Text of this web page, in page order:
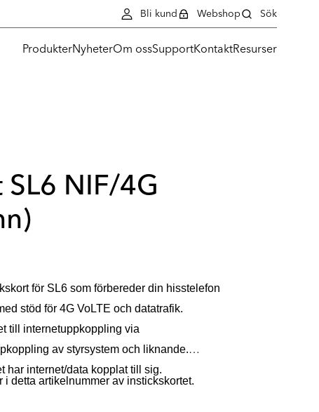
ProdukterNyheterOm ossSupportKontaktResurser
Bli kund Webshop Sök
NIF/4G
för SL6 som förbereder din hisstelefon
stöd för 4G VoLTE och datatrafik.
till internetuppkoppling via
av styrsystem och liknande.
har internet/data kopplat till sig.
i detta artikelnummer av instickskortet.